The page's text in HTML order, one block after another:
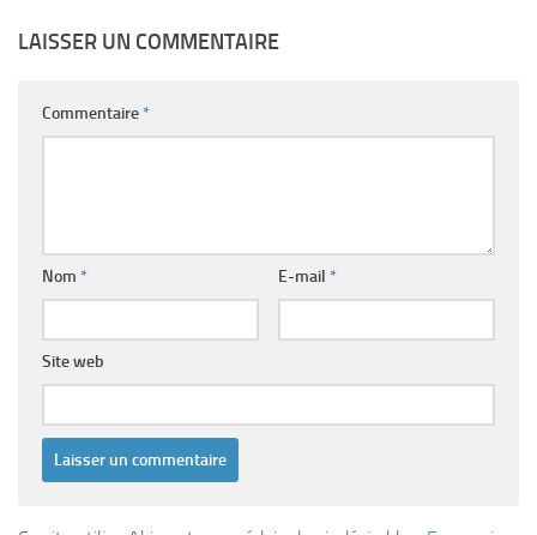
LAISSER UN COMMENTAIRE
Commentaire*
Nom * E-mail *
Site web